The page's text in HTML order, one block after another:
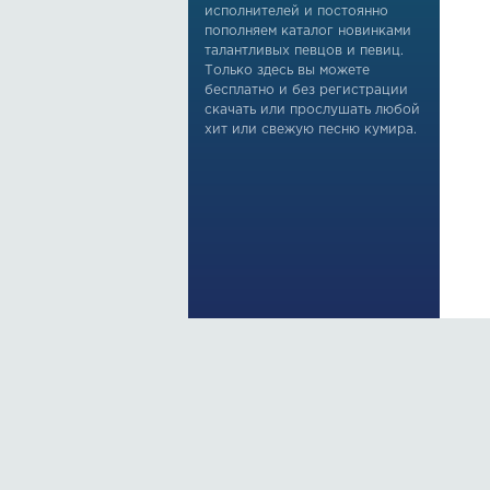
исполнителей и постоянно
пополняем каталог новинками
талантливых певцов и певиц.
Только здесь вы можете
бесплатно и без регистрации
скачать или прослушать любой
хит или свежую песню кумира.